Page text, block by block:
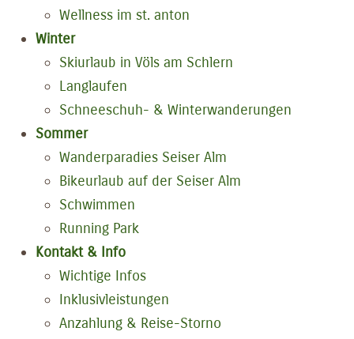
Wellness im st. anton
Winter
Skiurlaub in Völs am Schlern
Langlaufen
Schneeschuh- & Winterwanderungen
Sommer
Wanderparadies Seiser Alm
Bikeurlaub auf der Seiser Alm
Schwimmen
Running Park
Kontakt & Info
Wichtige Infos
Inklusivleistungen
Anzahlung & Reise-Storno